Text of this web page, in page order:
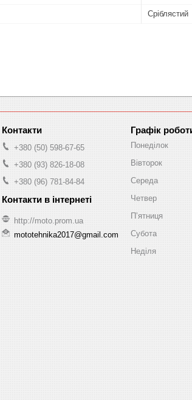
Сріблястий
+380 (50) 598-67-65
+380 (93) 826-18-08
+380 (96) 781-84-84
http://moto.prom.ua
mototehnika2017@gmail.com
Графік
Понеділок
Вівторок
Середа
Четвер
Пʼятниця
Субота
Неділя